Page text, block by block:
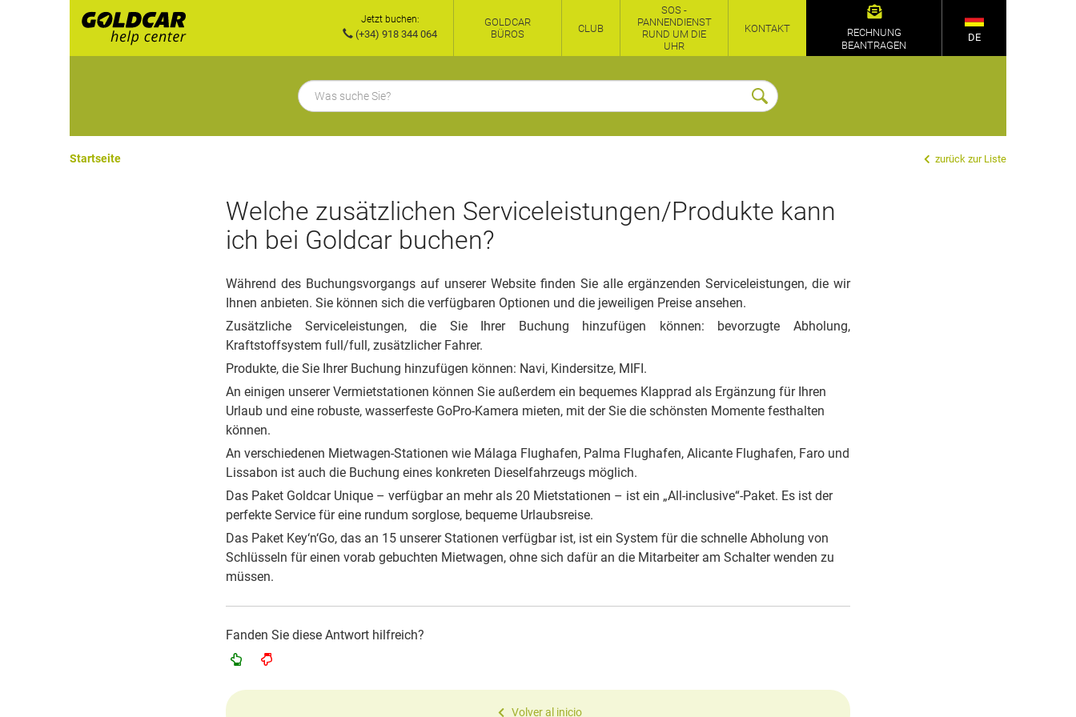
Jetzt buchen:
(+34) 918 344 064
GOLDCAR
BÜROS
CLUB
SOS -
PANNENDIENST
RUND UM DIE
UHR
KONTAKT
RECHNUNG
BEANTRAGEN
DE
Startseite zurück zur Liste
Welche zusätzlichen Serviceleistungen/Produkte kann
ich bei Goldcar buchen?
Während des Buchungsvorgangs auf unserer Website finden Sie alle ergänzenden Serviceleistungen, die wir
Ihnen anbieten. Sie können sich die verfügbaren Optionen und die jeweiligen Preise ansehen.
Zusätzliche Serviceleistungen, die Sie Ihrer Buchung hinzufügen können: bevorzugte Abholung,
Kraftstoffsystem full/full, zusätzlicher Fahrer.
Produkte, die Sie Ihrer Buchung hinzufügen können: Navi, Kindersitze, MIFI.
An einigen unserer Vermietstationen können Sie außerdem ein bequemes Klapprad als Ergänzung für Ihren
Urlaub und eine robuste, wasserfeste GoPro-Kamera mieten, mit der Sie die schönsten Momente festhalten
können.
An verschiedenen Mietwagen-Stationen wie Málaga Flughafen, Palma Flughafen, Alicante Flughafen, Faro und
Lissabon ist auch die Buchung eines konkreten Dieselfahrzeugs möglich.
Das Paket Goldcar Unique – verfügbar an mehr als 20 Mietstationen – ist ein „All-inclusive“-Paket. Es ist der
perfekte Service für eine rundum sorglose, bequeme Urlaubsreise.
Das Paket Key‘n‘Go, das an 15 unsererStationen verfügbar ist, ist ein System für die schnelle Abholung von
Schlüsseln für einen vorab gebuchten Mietwagen, ohne sich dafür an die Mitarbeiter am Schalter wenden zu
müssen.
Fanden Sie diese Antwort hilfreich?
Volver al inicio